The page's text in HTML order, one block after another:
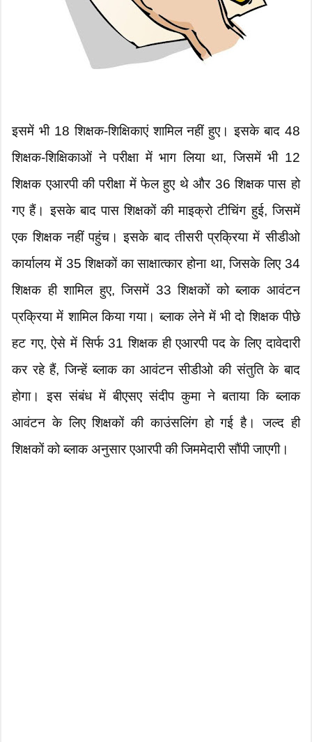
इसमें भी 18 शिक्षक-शिक्षिकाएं शामिल नहीं हुए। इसके बाद 48
शिक्षक-शिक्षिकाओं ने परीक्षा में भाग लिया था, जिसमें भी 12
शिक्षक एआरपी की परीक्षा में फेल हुए थे और 36 शिक्षक पास हो
गए हैं। इसके बाद पास शिक्षकों की माइक्रो टीचिंग हुई, जिसमें
एक शिक्षक नहीं पहुंच। इसके बाद तीसरी प्रक्रिया में सीडीओ
कार्यालय में 35 शिक्षकों का साक्षात्कार होना था, जिसके लिए 34
शिक्षक ही शामिल हुए, जिसमें 33 शिक्षकों को ब्लाक आवंटन
प्रक्रिया में शामिल किया गया। ब्लाक लेने में भी दो शिक्षक पीछे
हट गए, ऐसे में सिर्फ 31 शिक्षक ही एआरपी पद के लिए दावेदारी
कर रहे हैं, जिन्हें ब्लाक का आवंटन सीडीओ की संतुति के बाद
होगा। इस संबंध में बीएसए संदीप कुमा ने बताया कि ब्लाक
आवंटन के लिए शिक्षकों की काउंसलिंग हो गई है। जल्द ही
शिक्षकों को ब्लाक अनुसार एआरपी की जिममेदारी सौंपी जाएगी।